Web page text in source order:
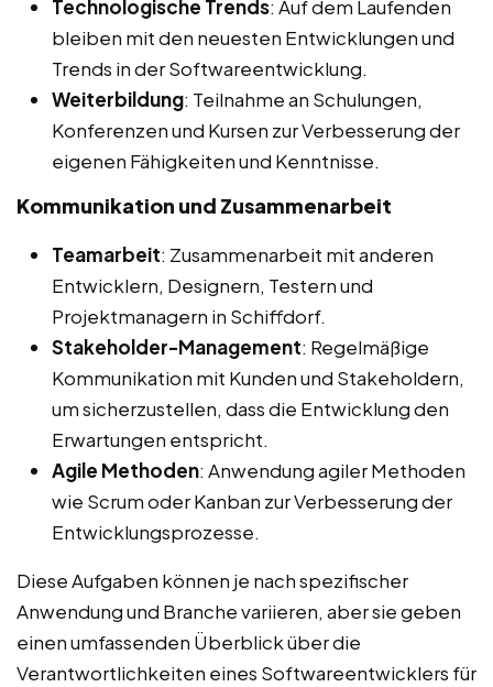
Technologische Trends: Auf dem Laufenden
bleiben mit den neuesten Entwicklungen und
Trends in der Softwareentwicklung.
Weiterbildung: Teilnahme an Schulungen,
Konferenzen und Kursen zur Verbesserung der
eigenen Fähigkeiten und Kenntnisse.
Kommunikation und Zusammenarbeit
Teamarbeit: Zusammenarbeit mit anderen
Entwicklern, Designern, Testern und
Projektmanagern in Schiffdorf.
Stakeholder-Management: Regelmäßige
Kommunikation mit Kunden und Stakeholdern,
um sicherzustellen, dass die Entwicklung den
Erwartungen entspricht.
Agile Methoden: Anwendung agiler Methoden
wie Scrum oder Kanban zur Verbesserung der
Entwicklungsprozesse.
Diese Aufgaben können je nach spezifischer
Anwendung und Branche variieren, aber sie geben
einen umfassenden Überblick über die
Verantwortlichkeiten eines Softwareentwicklers für